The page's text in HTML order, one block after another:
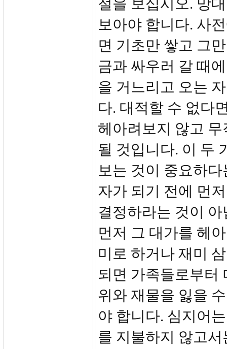
절을 보십시오. 망
보아야 합니다. 사
면 기초만 쌓고 그
금과 싸우러 갈 때
을 거느리고 오는
다. 대적할 수 없다
헤아려보지 않고
될 것입니다. 이 두
보는 것이 중요하
자가 되기 전에 먼
결정하라는 것이
먼저 그 대가를 헤
미로 하거나 재미
되면 가족들로부터
위와 재물을 잃을
야 합니다. 심지어
를 지불하지 않고